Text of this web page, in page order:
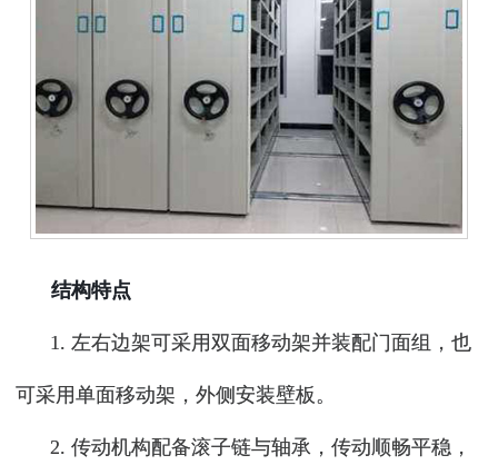
结构特点
1. 左右边架可采用双面移动架并装配门面组，也
可采用单面移动架，外侧安装壁板。
2. 传动机构配备滚子链与轴承，传动顺畅平稳，